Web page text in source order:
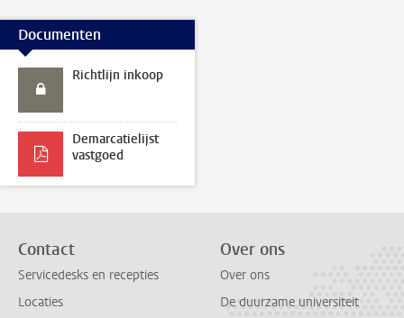
Documenten
Richtlijn inkoop
Demarcatielijst
vastgoed
Contact
Servicedesks en recepties
Locaties
Over ons
Over ons
De duurzame universiteit